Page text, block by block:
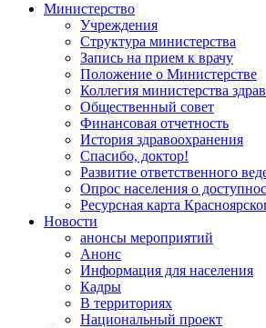
Министерство
Учреждения
Структура министерства
Запись на прием к врачу
Положение о Министерстве
Коллегия министерства
Общественный совет
Финансовая отчетность
История здравоохранения
Спасибо, доктор!
Развитие ответственного
Опрос населения о
Ресурсная карта
Новости
анонсы мероприятий
Анонс
Информация для населения
Кадры
В территориях
Национальный проект